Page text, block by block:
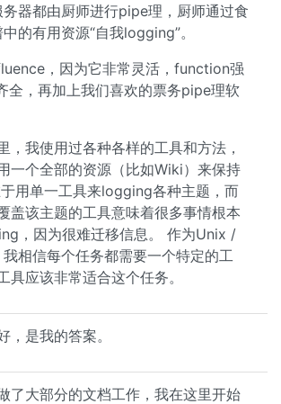
务器都由厨师进行pipe理，厨师通过食
的有用资源“自我logging”。
，因为它非常灵活，function强
全，再加上我们喜欢的票务pipe理软
，我使用过各种各样的工具和方法，
一个全部的资源（比如Wiki）来保持
用单一工具来logging各种主题，而
盖该主题的工具意味着很多事情根本
，因为很难迁移信息。 作为Unix /
相信每个任务都需要一个特定的工
具应该非常适合这个任务。
，是我的答案。
了大部分的文档工作，我在这里开始